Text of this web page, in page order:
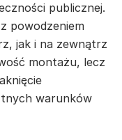
publicznej.
powodzeniem
jak i na zewnątrz
montażu, lecz
warunków